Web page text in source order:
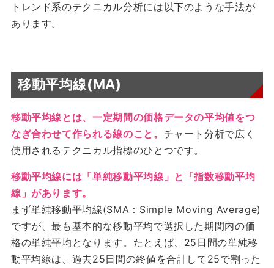
トレンド系のテクニカル分析には以下のような手法が
あります。
移動平均線(MA)
移動平均線とは、一定期間の価格データの平均値をつ
なぎ合わせて作られる線のこと。 チャート分析で広く
使用されるテクニカル指標のひとつです。
移動平均線には「単純移動平均線」と「指数移動平均
線」があります。
まず単純移動平均線(SMA：Simple Moving Average)
ですが、最も基本的な移動平均で選択した期間内の価
格の単純平均となります。たとえば、25日間の単純移
動平均線は、過去25日間の終値を合計して25で割った